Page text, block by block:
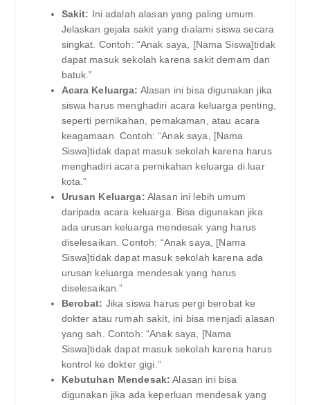
Sakit: Ini adalah alasan yang paling umum.
Jelaskan gejala sakit yang dialami siswa secara
singkat. Contoh: “Anak saya, [Nama Siswa]tidak
dapat masuk sekolah karena sakit demam dan
batuk.”
Acara Keluarga: Alasan ini bisa digunakan jika
siswa harus menghadiri acara keluarga penting,
seperti pernikahan, pemakaman, atau acara
keagamaan. Contoh: “Anak saya, [Nama
Siswa]tidak dapat masuk sekolah karena harus
menghadiri acara pernikahan keluarga di luar
kota.”
Urusan Keluarga: Alasan ini lebih umum
daripada acara keluarga. Bisa digunakan jika
ada urusan keluarga mendesak yang harus
diselesaikan. Contoh: “Anak saya, [Nama
Siswa]tidak dapat masuk sekolah karena ada
urusan keluarga mendesak yang harus
diselesaikan.”
Berobat: Jika siswa harus pergi berobat ke
dokter atau rumah sakit, ini bisa menjadi alasan
yang sah. Contoh: “Anak saya, [Nama
Siswa]tidak dapat masuk sekolah karena harus
kontrol ke dokter gigi.”
Kebutuhan Mendesak: Alasan ini bisa
digunakan jika ada keperluan mendesak yang